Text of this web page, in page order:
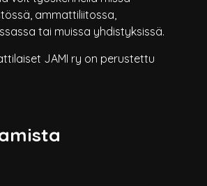
ammattiliitossa,
tai muissa yhdistyksissä.
JAMI ry on perustettu